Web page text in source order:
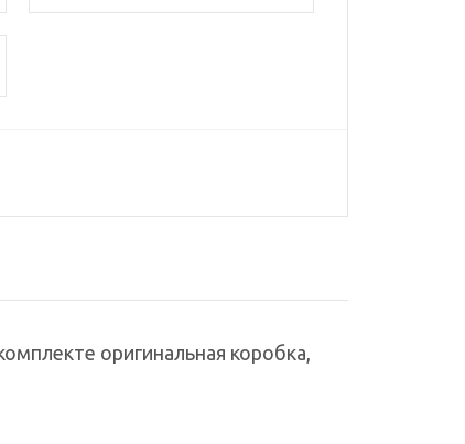
оригинальная коробка,